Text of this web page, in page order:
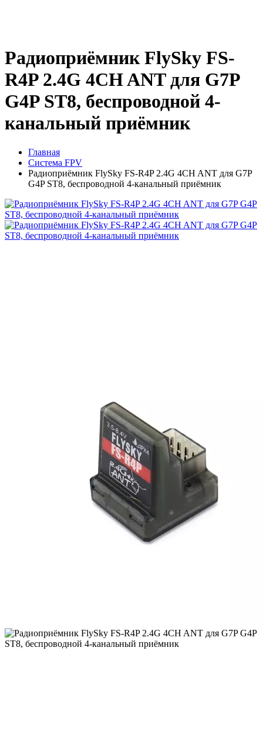
Радиоприёмник FlySky FS-
R4P 2.4G 4CH ANT для G7P
G4P ST8, беспроводной 4-
канальный приёмник
Главная
Система FPV
Радиоприёмник FlySky FS-R4P 2.4G 4CH ANT для G7P
G4P ST8, беспроводной 4-канальный приёмник